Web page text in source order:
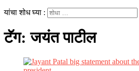
यांचा शोध घ्या :
टॅग:जयंत पाटील